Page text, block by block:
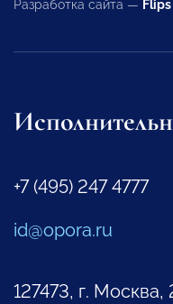
Разработка сайта — Flips
+7 (495) 247 4777
id@opora.ru
127473, г.